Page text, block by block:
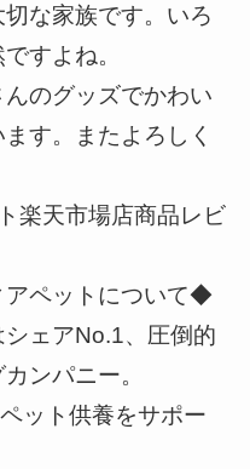
な家族です。いろ
すよね。
のグッズでかわい
す。またよろしく
楽天市場店商品レビ
ペットについて◆
ェアNo.1、圧倒的
ンパニー。
ット供養をサポー